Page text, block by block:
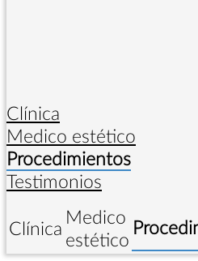
Clínica
Medico estético
Procedimientos
Testimonios
Clínica Medico
estético